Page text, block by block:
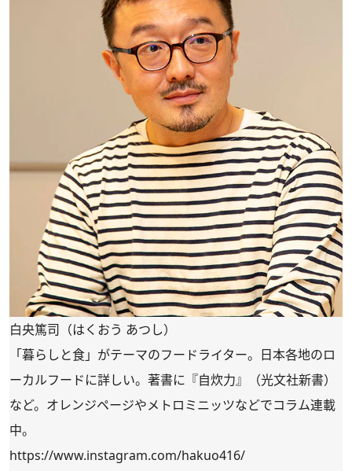
白央篤司（はくおう あつし）
「暮らしと食」がテーマのフードライター。日本各地のロ
ーカルフードに詳しい。著書に『自炊力』（光文社新書）
など。オレンジページやメトロミニッツなどでコラム連載
中。
https://www.instagram.com/hakuo416/